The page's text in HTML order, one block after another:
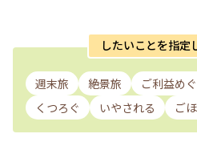
したいことを指定
週末旅 絶景旅 ご利益め
くつろぐ
いやされる ご